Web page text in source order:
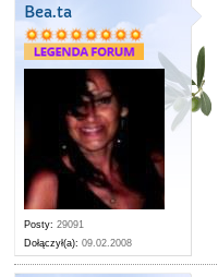
Bea.ta
Posty: 29091
Dołączył(a): 09.02.2008